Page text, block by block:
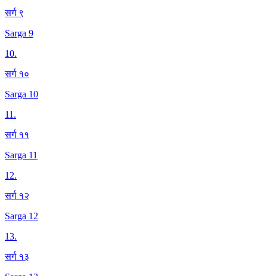
सर्ग ९
Sarga 9
10.
सर्ग १०
Sarga 10
11.
सर्ग ११
Sarga 11
12.
सर्ग १२
Sarga 12
13.
सर्ग १३